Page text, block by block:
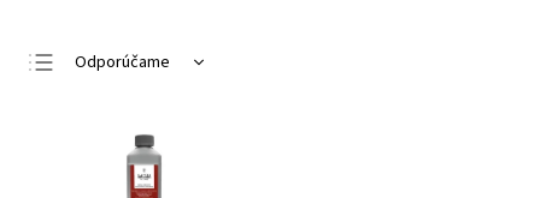
Odporúčame
Najdrahšie
Najpredávanejšie